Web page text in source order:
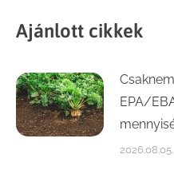
Ajánlott cikkek
EPA/
2026.08.05.